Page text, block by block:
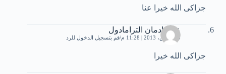
جزاكى الله خيرا عنا
علاج ادمان الترامادول
18 مارس، 2013 | 11:28 م قم بتسجيل الدخول للرد
جزاكى الله خيرا